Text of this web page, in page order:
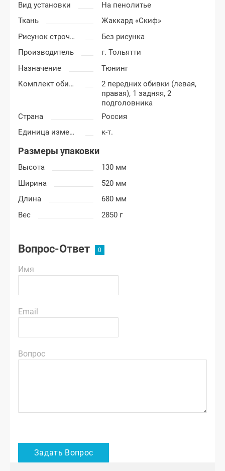
Вид установки
На пенолитье
Ткань
Жаккард «Скиф»
Рисунок строчки
Без рисунка
Производитель
г. Тольятти
Назначение
Тюнинг
Комплект обивки
2 передних обивки (левая,
правая), 1 задняя, 2
подголовника
Страна
Россия
Единица измерения
к-т.
Размеры упаковки
Высота
130 мм
Ширина
520 мм
Длина
680 мм
Вес
2850 г
Вопрос-Ответ
Имя
Email
Вопрос